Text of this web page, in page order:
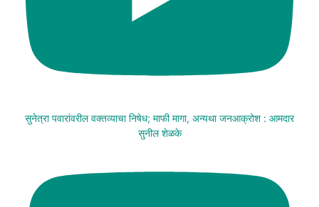
सुनेत्रा पवारांवरील वक्तव्याचा निषेध; माफी मागा, अन्यथा जनआक्रोश : आमदार
सुनील शेळके